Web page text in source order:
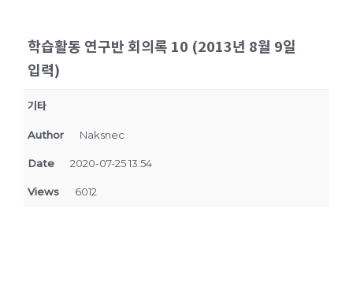
학습활동 연구반 회의록 10 (2013년 8월 9일
입력)
기타
Author Naksnec
Date 2020-07-25 13:54
Views 6012